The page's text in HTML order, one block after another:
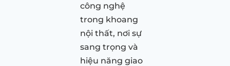
công nghệ
trong khoang
nội thất, nơi sự
sang trọng và
hiệu năng giao